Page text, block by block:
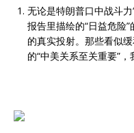
无论是特朗普口中战斗
报告里描绘的“日益危险
的真实投射。那些看似
的“中美关系至关重要”，